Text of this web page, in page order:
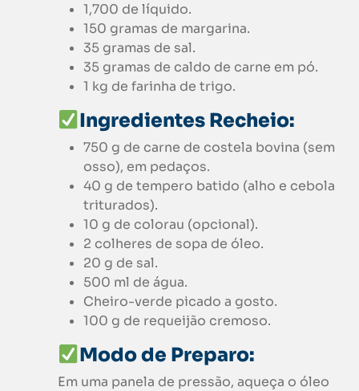
1,700 de líquido.
150 gramas de margarina.
35 gramas de sal.
35 gramas de caldo de carne em pó.
1 kg de farinha de trigo.
Ingredientes Recheio:
750 g de carne de costela bovina (sem
osso), em pedaços.
40 g de tempero batido (alho e cebola
triturados).
10 g de colorau (opcional).
2 colheres de sopa de óleo.
20 g de sal.
500 ml de água.
Cheiro-verde picado a gosto.
100 g de requeijão cremoso.
Modo de Preparo:
Em uma panela de pressão, aqueça o óleo